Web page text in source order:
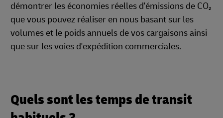
démontrer les économies réelles d'émissions de CO₂
que vous pouvez réaliser en nous basant sur les
volumes et le poids annuels de vos cargaisons ainsi
que sur les voies d'expédition commerciales.
Quels sont les temps de transit